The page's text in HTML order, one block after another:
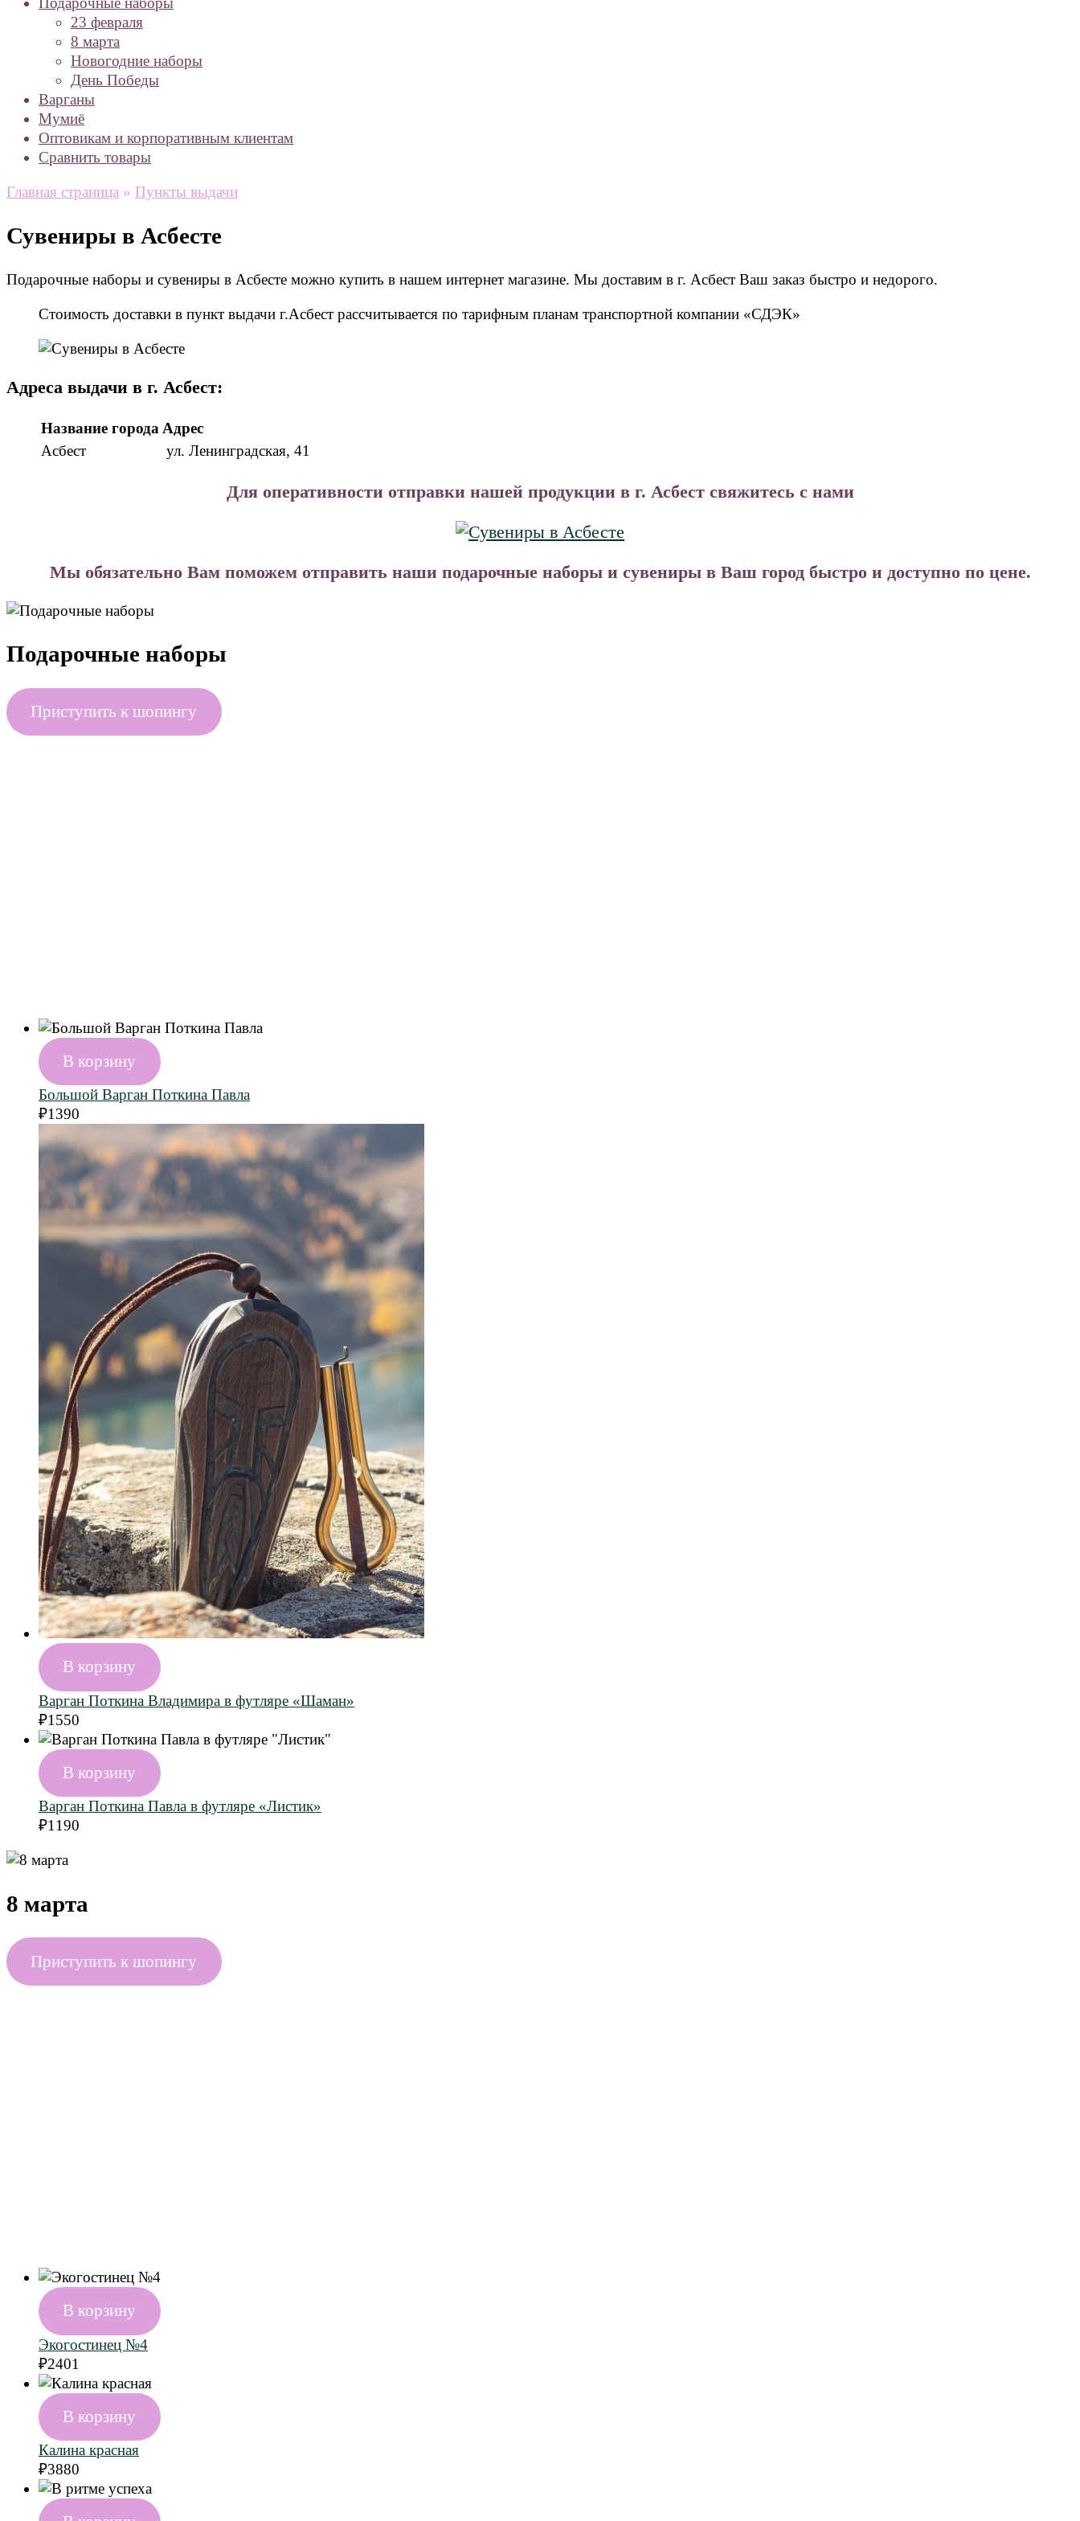
23 февраля
8 марта
Новогодние наборы
День Победы
Варганы
Мумиё
Оптовикам и корпоративным клиентам
Сравнить товары
Главная страница » Пункты выдачи
Сувениры в Асбесте
Подарочные наборы и сувениры в Асбесте можно купить в нашем интернет магазине. Мы доставим в г. Асбест Ваш заказ быстро и недорого.
Стоимость доставки в пункт выдачи г.Асбест рассчитывается по тарифным планам транспортной компании «СДЭК»
Адреса выдачи в г. Асбест:
Название города Адрес
Асбест
ул. Ленинградская, 41
Для оперативности отправки нашей продукции в г. Асбест свяжитесь с нами
Мы обязательно Вам поможем отправить наши подарочные наборы и сувениры в Ваш город быстро и доступно по цене.
Подарочные наборы
Приступить к шопингу
В корзину
Большой Варган Поткина Павла
₽1390
В корзину
Варган Поткина Владимира в футляре «Шаман»
₽1550
В корзину
Варган Поткина Павла в футляре «Листик»
₽1190
8 марта
Приступить к шопингу
В корзину
Экогостинец №4
₽2401
В корзину
Калина красная
₽3880